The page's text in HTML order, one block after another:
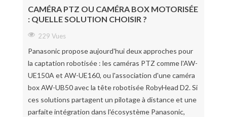
CAMÉRA PTZ OU CAMÉRA BOX MOTORISÉE
: QUELLE SOLUTION CHOISIR ?
229 Vues
Panasonic propose aujourd'hui deux approches pour
la captation robotisée : les caméras PTZ comme l'AW-
UE150A et AW-UE160, ou l'association d'une caméra
box AW-UB50 avec la tête robotisée RobyHead D2. Si
ces solutions partagent un pilotage à distance et une
parfaite intégration dans l'écosystème Panasonic,